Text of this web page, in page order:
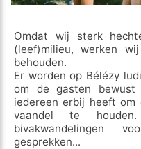
Omdat wij sterk
(leef)milieu, werken
behouden.
Er worden op Bélézy
om de gasten
iedereen erbij heeft om
vaandel te
bivakwandelingen
gesprekken...